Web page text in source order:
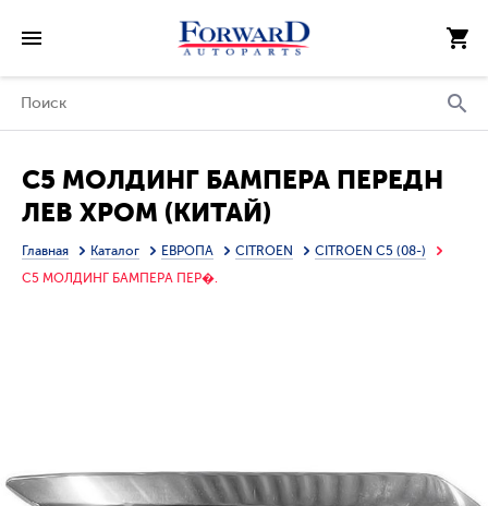
C5 МОЛДИНГ БАМПЕРА ПЕРЕДН
ЛЕВ ХРОМ (КИТАЙ)
Главная Каталог ЕВРОПА CITROEN
CITROEN C5 (08-)
C5 МОЛДИНГ БАМПЕРА ПЕР�.